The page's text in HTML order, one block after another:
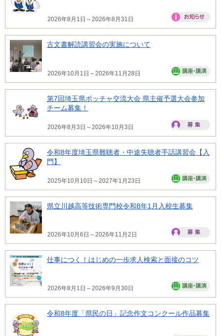
2026年8月1日～2026年8月31日
古文書解読講習会の実施について
2026年10月1日～2026年11月28日
第7回埼玉県ボッチャ交流大会 県主催予選大会参加
チーム募集！
2026年8月3日～2026年10月3日
令和8年度埼玉県難聴者・中途失聴者手話講習会【入
門】
2025年10月10日～2027年1月23日
県立川越高等技術専門校令和8年1月入校生募集
2026年10月6日～2026年11月2日
仕事につく！はじめの一歩求人検索と面接のコツ
2026年8月1日～2026年9月30日
令和8年度「県民の日」記念作文コンクール作品募集